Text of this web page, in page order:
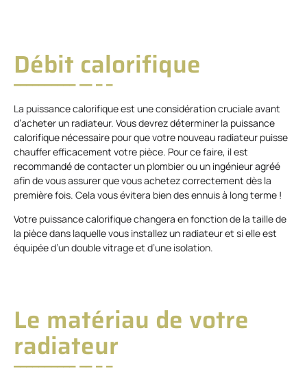
Débit calorifique
La puissance calorifique est une considération cruciale avant
d’acheter un radiateur. Vous devrez déterminer la puissance
calorifique nécessaire pour que votre nouveau radiateur puisse
chauffer efficacement votre pièce. Pour ce faire, il est
recommandé de contacter un plombier ou un ingénieur agréé
afin de vous assurer que vous achetez correctement dès la
première fois. Cela vous évitera bien des ennuis à long terme !
Votre puissance calorifique changera en fonction de la taille de
la pièce dans laquelle vous installez un radiateur et si elle est
équipée d’un double vitrage et d’une isolation.
Le matériau de votre
radiateur